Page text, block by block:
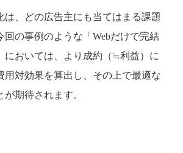
は、どの広告主にも当てはまる課題
回の事例のような「Webだけで完結
においては、より成約（≒利益）に
用対効果を算出し、その上で最適な
期待されます。